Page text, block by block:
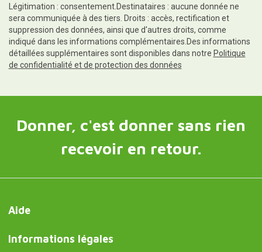
Légitimation : consentement.Destinataires : aucune donnée ne
sera communiquée à des tiers. Droits : accès, rectification et
suppression des données, ainsi que d'autres droits, comme
indiqué dans les informations complémentaires.Des informations
détaillées supplémentaires sont disponibles dans notre Politique
de confidentialité et de protection des données
Donner, c'est donner sans rien
recevoir en retour.
Aide
Informations légales